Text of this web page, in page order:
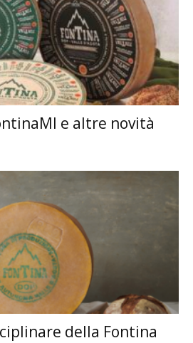
e altre novità
della Fontina